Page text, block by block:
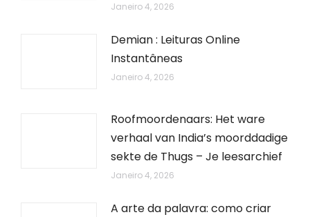
Janeiro 4, 2026
Demian : Leituras Online
Instantâneas
Janeiro 4, 2026
Roofmoordenaars: Het ware
verhaal van India’s moorddadige
sekte de Thugs – Je leesarchief
Janeiro 4, 2026
A arte da palavra: como criar